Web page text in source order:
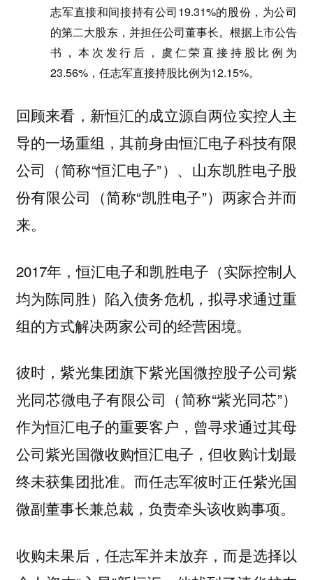
志军直接和间接持有公司19.31%的股份，为公司
的第二大股东，并担任公司董事长。根据上市公告
书，本次发行后，虞仁荣直接持股比例为
23.56%，任志军直接持股比例为12.15%。
回顾来看，新恒汇的成立源自两位实控人主
导的一场重组，其前身由恒汇电子科技有限
公司（简称“恒汇电子”）、山东凯胜电子股
份有限公司（简称“凯胜电子”）两家合并而
来。
2017年，恒汇电子和凯胜电子（实际控制人
均为陈同胜）陷入债务危机，拟寻求通过重
组的方式解决两家公司的经营困境。
彼时，紫光集团旗下紫光国微控股子公司紫
光同芯微电子有限公司（简称“紫光同芯”）
作为恒汇电子的重要客户，曾寻求通过其母
公司紫光国微收购恒汇电子，但收购计划最
终未获集团批准。而任志军彼时正任紫光国
微副董事长兼总裁，负责牵头该收购事项。
收购未果后，任志军并未放弃，而是选择以